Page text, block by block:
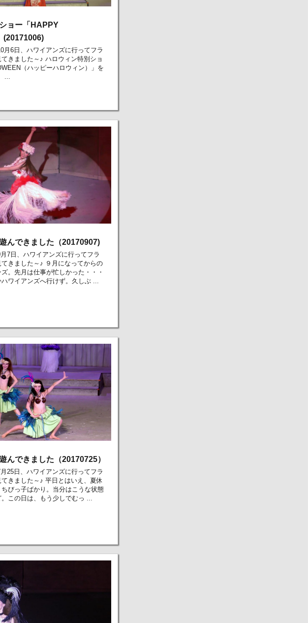
ョー「HAPPY
(20171006)
月6日、ハワイアンズに行ってフラ
きました～♪ ハロウィン特別ショ
（ハッピーハロウィン）」を
んできました（20170907)
7日、ハワイアンズに行ってフラ
きました～♪ ９月になってからの
。先月は仕事が忙しかった・・・
ワイアンズへ行けず。久しぶ ...
んできました（20170725）
25日、ハワイアンズに行ってフラ
きました～♪ 平日とはいえ、夏休
びっ子ばかり。当分はこうな状態
この日は、もう少しでむっ ...